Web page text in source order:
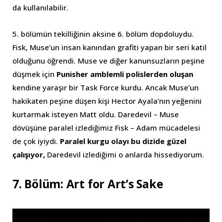
da kullanılabilir.
5. bölümün tekilliğinin aksine 6. bölüm dopdoluydu.
Fisk, Muse’un insan kanından grafiti yapan bir seri katil
olduğunu öğrendi. Muse ve diğer kanunsuzların peşine
düşmek için Punisher amblemli polislerden oluşan
kendine yaraşır bir Task Force kurdu. Ancak Muse’un
hakikaten peşine düşen kişi Hector Ayala’nın yeğenini
kurtarmak isteyen Matt oldu. Daredevil – Muse
dövüşüne paralel izlediğimiz Fisk – Adam mücadelesi
de çok iyiydi. Paralel kurgu olayı bu dizide güzel
çalışıyor, Daredevil izlediğimi o anlarda hissediyorum.
7. Bölüm: Art for Art’s Sake